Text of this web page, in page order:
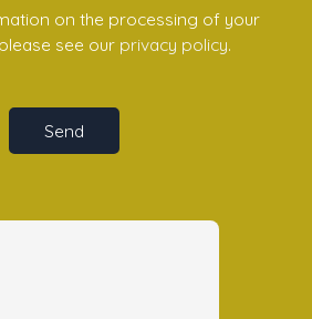
on the processing of your
see our privacy policy.
Send